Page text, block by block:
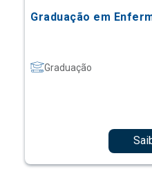
Graduação em
Graduação